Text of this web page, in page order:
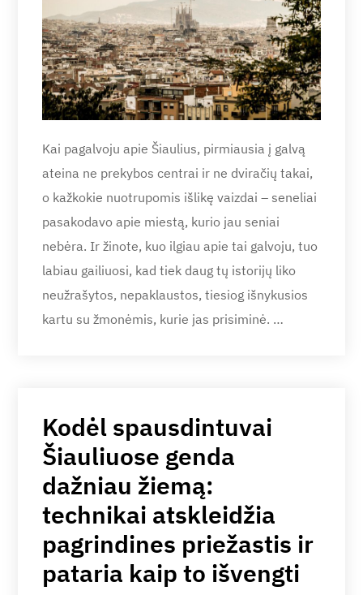
Kai pagalvoju apie Šiaulius, pirmiausia į galvą
ateina ne prekybos centrai ir ne dviračių takai,
o kažkokie nuotrupomis išlikę vaizdai – seneliai
pasakodavo apie miestą, kurio jau seniai
nebėra. Ir žinote, kuo ilgiau apie tai galvoju, tuo
labiau gailiuosi, kad tiek daug tų istorijų liko
neužrašytos, nepaklaustos, tiesiog išnykusios
kartu su žmonėmis, kurie jas prisiminė. …
Kodėl spausdintuvai
Šiauliuose genda
dažniau žiemą:
technikai atskleidžia
pagrindines priežastis ir
pataria kaip to išvengti